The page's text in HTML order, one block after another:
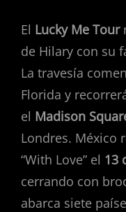
El Lucky Me Tour
de Hilary con su
La travesía
Florida y
el Madison
Londres. México
“With Love” el 13
cerrando con
abarca siete